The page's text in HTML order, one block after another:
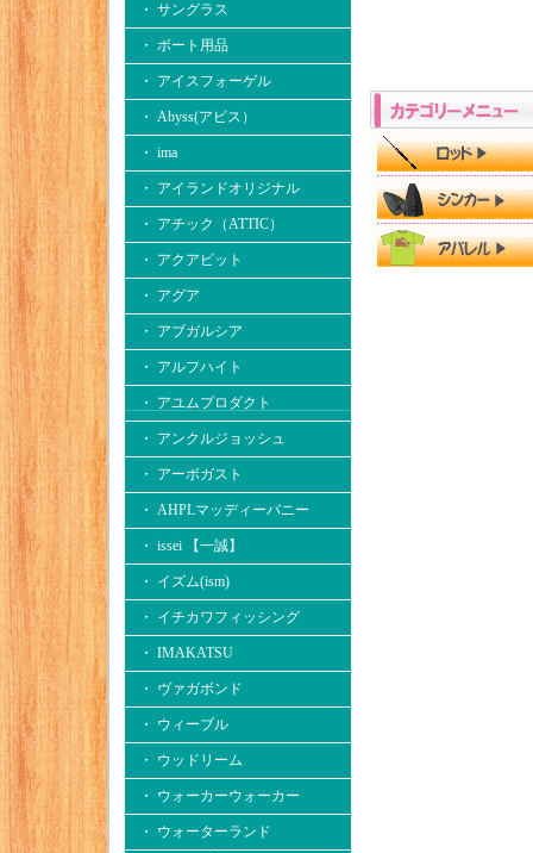
・ サングラス
・ ボート用品
・ アイスフォーゲル
・ Abyss(アビス）
・ ima
・ アイランドオリジナル
・ アチック（ATTIC）
・ アクアビット
・ アグア
・ アブガルシア
・ アルフハイト
・ アユムプロダクト
・ アンクルジョッシュ
・ アーボガスト
・ AHPLマッディーバニー
・ issei 【一誠】
・ イズム(ism)
・ イチカワフィッシング
・ IMAKATSU
・ ヴァガボンド
・ ウィーブル
・ ウッドリーム
・ ウォーカーウォーカー
・ ウォーターランド